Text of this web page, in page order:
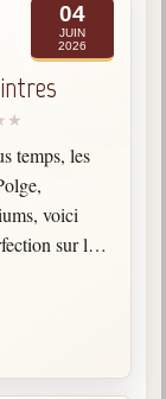
04
JUIN
2026
temps, les
voici
sur le